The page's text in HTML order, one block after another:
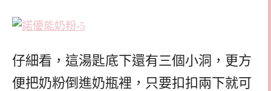
仔細看，這湯匙底下還有三個小洞，更方
便把奶粉倒進奶瓶裡，只要扣扣兩下就可